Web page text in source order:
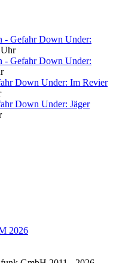
- Gefahr Down Under:
- Gefahr Down Under:
Down Under: Im Revier
Down Under: Jäger
2026